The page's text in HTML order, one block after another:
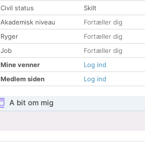
Civil status
Skilt
Akademisk niveau
Fortæller dig
Ryger
Fortæller dig
Job
Fortæller dig
Mine venner
Log ind
Medlem siden
Log ind
A bit om mig